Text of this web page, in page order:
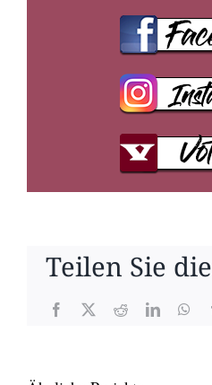
Teilen Sie
Facebook
X RedditLinkedIn